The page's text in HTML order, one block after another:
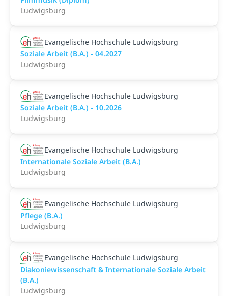
Ludwigsburg
Evangelische Hochschule Ludwigsburg
Soziale Arbeit (B.A.) - 04.2027
Ludwigsburg
Evangelische Hochschule Ludwigsburg
Soziale Arbeit (B.A.) - 10.2026
Ludwigsburg
Evangelische Hochschule Ludwigsburg
Internationale Soziale Arbeit (B.A.)
Ludwigsburg
Evangelische Hochschule Ludwigsburg
Pflege (B.A.)
Ludwigsburg
Evangelische Hochschule Ludwigsburg
Diakoniewissenschaft & Internationale Soziale Arbeit
(B.A.)
Ludwigsburg